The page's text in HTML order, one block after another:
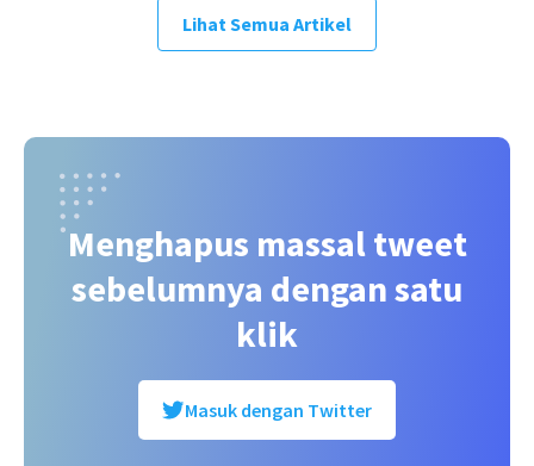
Lihat Semua Artikel
Menghapus massal tweet
sebelumnya dengan satu
klik
Masuk dengan Twitter